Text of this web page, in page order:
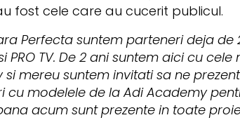
fost cele care au cucerit publicul.
Perfecta suntem parteneri deja
PRO TV. De 2 ani suntem aici cu
mereu suntem invitati sa ne
cu modelele de la Adi Academy
acum sunt prezente in toate